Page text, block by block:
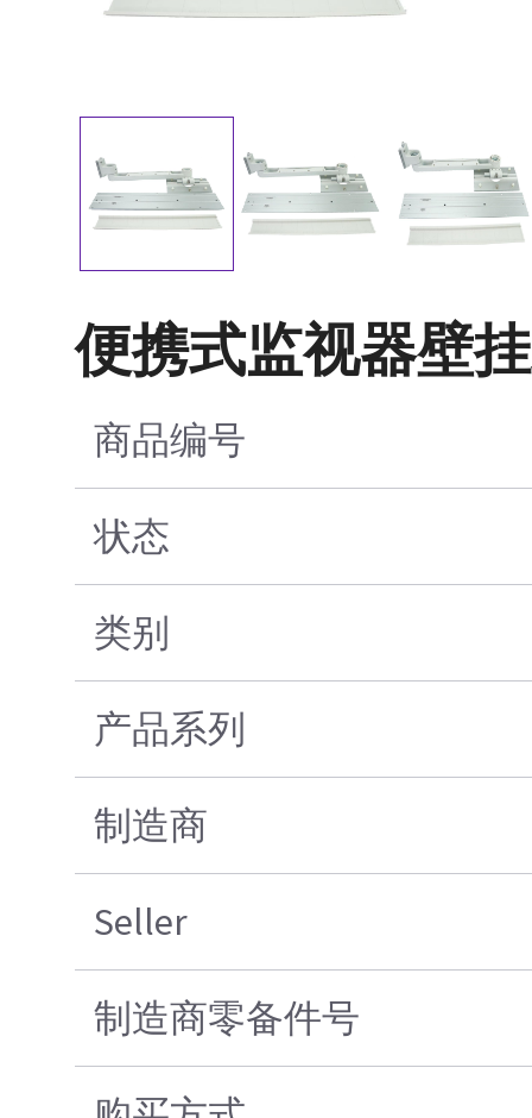
便携式监视器壁
商品编号
状态
类别
产品系列
制造商
Seller
制造商零备件号